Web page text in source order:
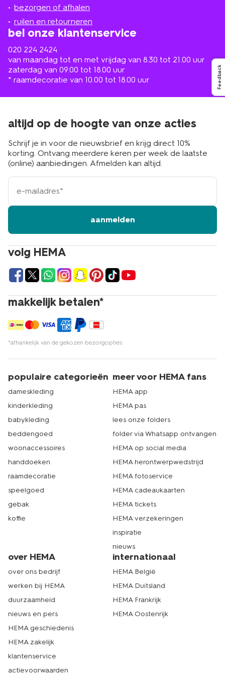
Feedback
bezorgen of afhalen
ruilen en retourneren
bel onze klantenservice
020 224 2424
van maandag tot en met vrijdag van 8.30 tot 21.00 uur
zaterdag van 09.00 tot 18.00 uur
* raamdecoratie van 10.00 tot 18.00 uur
de
buurt
volg HEMA
makkelijk betalen*
*afhankelijk van de gekozen bezorgopties
altijd op de hoogte van onze acties
Schrijf je in voor de nieuwsbrief en krijg direct 10%
korting. Ontvang meerdere keren per week de laatste
(online) aanbiedingen. Afmelden kan altijd.
e-
mailadres
aanmelden
populaire categorieën
dameskleding
kinderkleding
babykleding
beddengoed
woonaccessoires
handdoeken
raamdecoratie
speelgoed
gebak
koffie
meer voor HEMA fans
HEMA app
HEMA pas
lees onze folders
folder via Whatsapp ontvangen
HEMA op social media
HEMA herontwerpwedstrijd
HEMA fotoservice
HEMA cadeaukaarten
HEMA tickets
HEMA verzekeringen
inspiratie
nieuws
over HEMA
over ons bedrijf
werken bij HEMA
duurzaamheid
nieuws en pers
HEMA geschiedenis
HEMA zakelijk
klantenservice
actievoorwaarden
internationaal
HEMA België
HEMA Duitsland
HEMA Frankrijk
HEMA Oostenrijk